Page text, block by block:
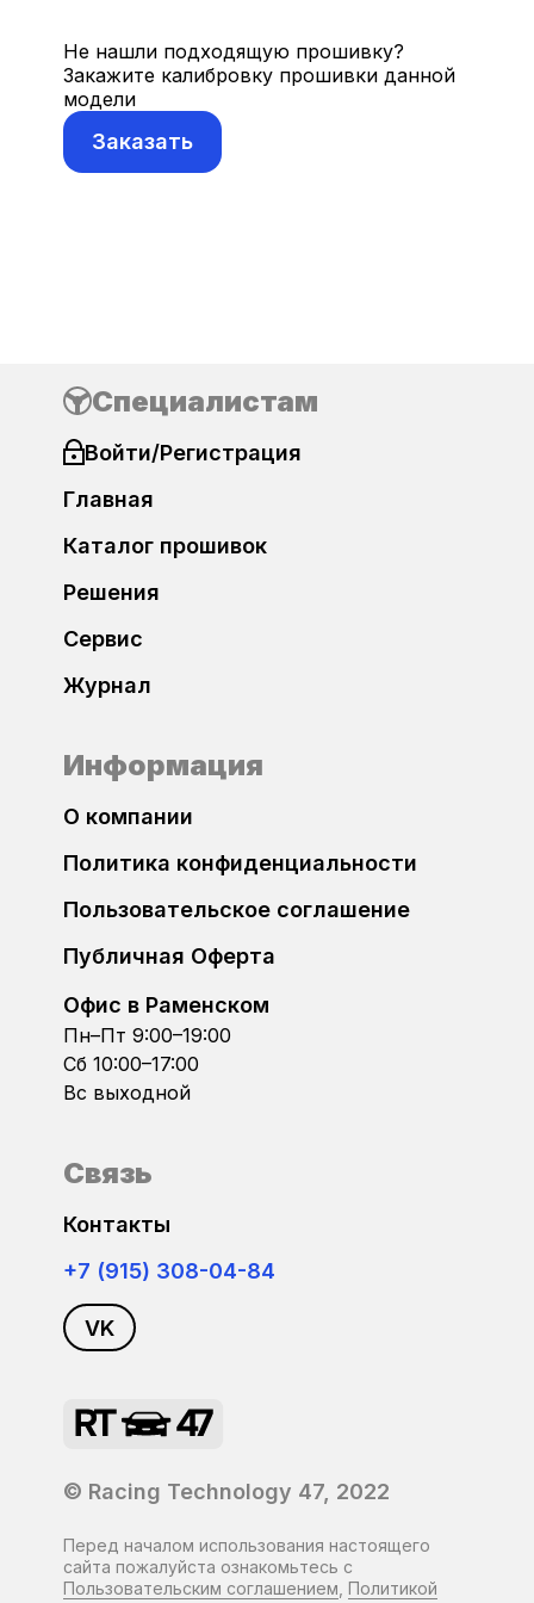
Brilliance
Chevrolet
Chrysler
Dacia
Daewoo
Datsun
DongFeng
FAW
FIAT
Ford
Geely
GMC
Higer
Delphi DCM 7.1AP
Delphi MT80
Заказать
Не нашли подходящую прошивку?
Закажите калибровку прошивки данной
модели
Специалистам
Войти/Регистрация
Главная
Каталог прошивок
Решения
Сервис
Журнал
Информация
О компании
Политика конфиденциальности
Пользовательское соглашение
Публичная Оферта
Офис в Раменском
Пн–Пт 9:00–19:00
Сб 10:00–17:00
Вс выходной
Связь
Контакты
+7 (915) 308-04-84
VK
© Racing Technology 47, 2022
Перед началом использования настоящего
сайта пожалуйста ознакомьтесь с
Пользовательским соглашением Политикой
Логин и пароль
Регистрация